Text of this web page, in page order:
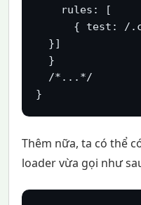
    rules: [
{ test: /
  }]
  }
  /*...*/
}
Thêm nữa, ta có thể
loader vừa gọi như